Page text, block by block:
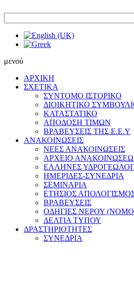
μενού
ΑΡΧΙΚΗ
ΣΧΕΤΙΚΑ
ΣΥΝΤΟΜΟ ΙΣΤΟΡΙΚΟ
ΔΙΟΙΚΗΤΙΚΟ
ΚΑΤΑΣΤΑΤΙΚΟ
ΑΠΟΔΟΣΗ ΤΙΜΩΝ
ΒΡΑΒΕΥΣΕΙΣ ΤΗΣ Ε.Ε.Υ
ΑΝΑΚΟΙΝΩΣΕΙΣ
ΝΕΕΣ ΑΝΑΚΟΙΝΩΣΕΙΣ
ΑΡΧΕΙΟ
ΕΛΛΗΝΕΣ
ΗΜΕΡΙΔΕΣ-ΣΥΝΕΔΡΙΑ
ΣΕΜΙΝΑΡΙΑ
ΕΤΗΣΙΟΣ
ΒΡΑΒΕΥΣΕΙΣ
ΟΔΗΓΙΕΣ ΝΕΡΟΥ
ΔΕΛΤΙΑ ΤΥΠΟΥ
ΔΡΑΣΤΗΡΙΟΤΗΤΕΣ
ΣΥΝΕΔΡΙΑ